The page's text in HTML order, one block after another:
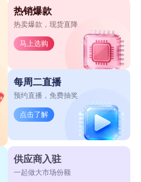
热销爆款
热卖爆款，现货直降
马上选购
每周二直播
预约直播，免费抽奖
点击了解
供应商入驻
一起做大市场份额